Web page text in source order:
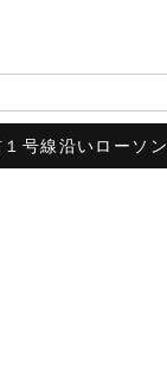
号線沿いローソン